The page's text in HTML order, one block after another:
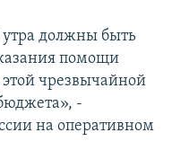
утра должны быть
помощи
этой чрезвычайной
-
на оперативном